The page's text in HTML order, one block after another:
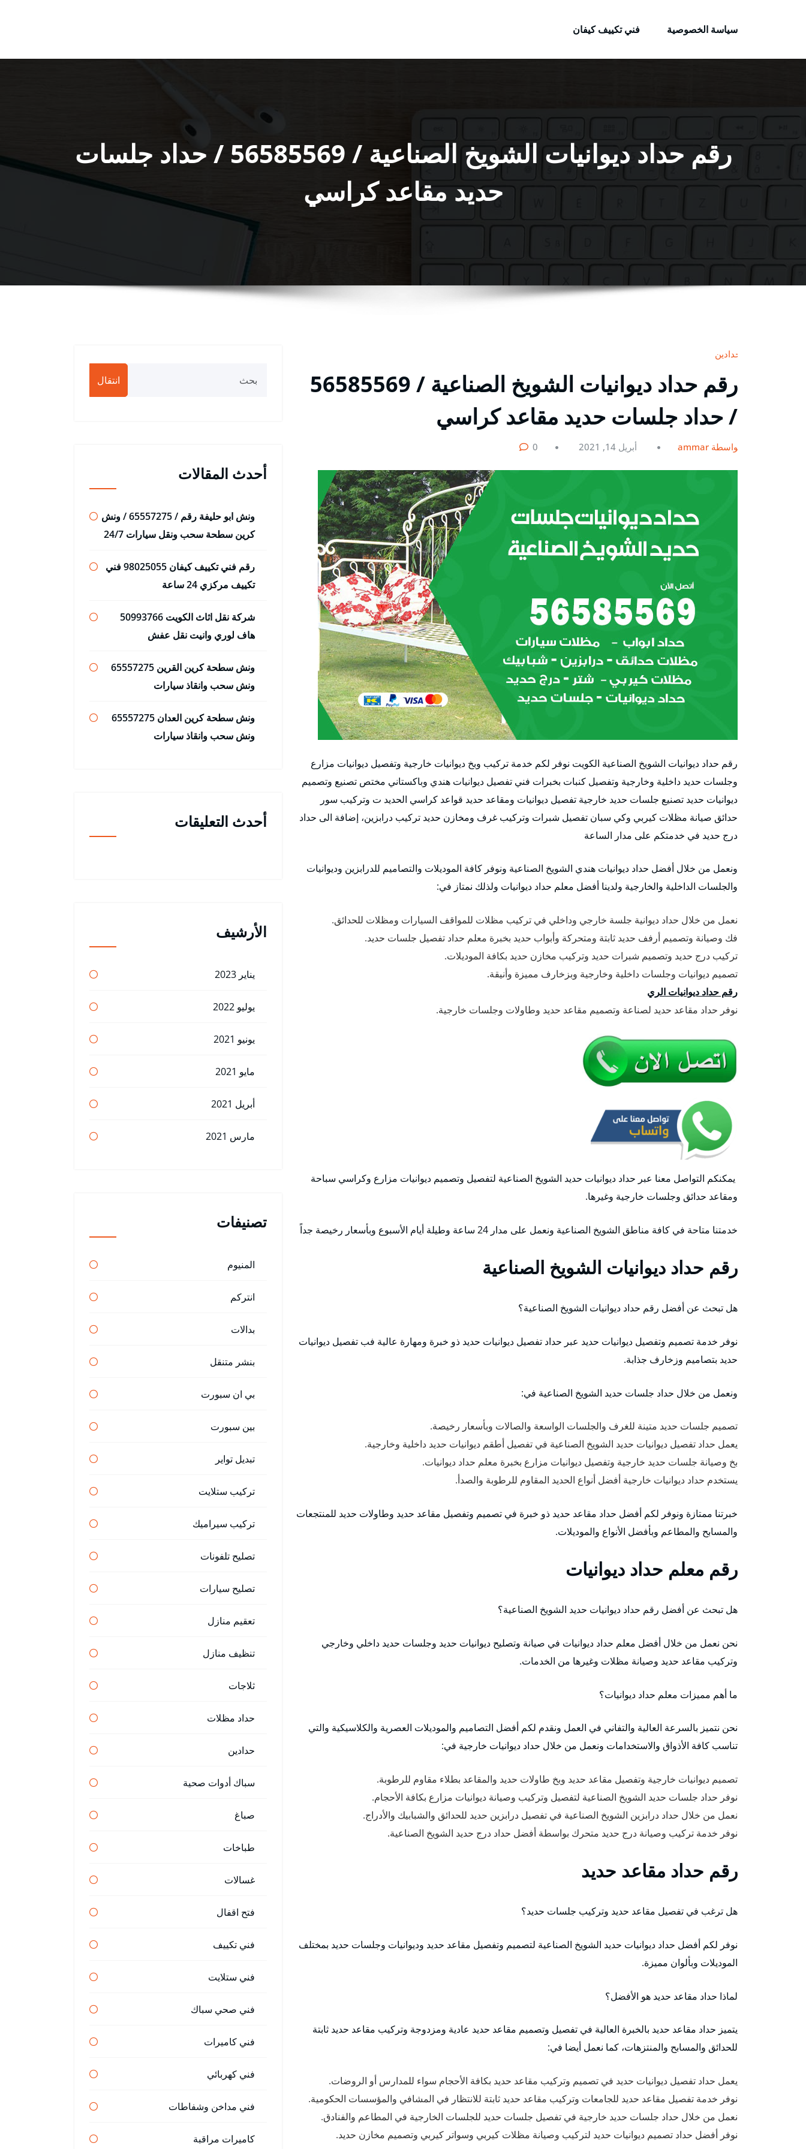
سياسة الخصوصية
فني تكييف كيفان
رقم حداد ديوانيات الشويخ الصناعية / 56585569 / حداد جلسات
حديد مقاعد كراسي
حدادين
رقم حداد ديوانيات الشويخ الصناعية / 56585569
/ حداد جلسات حديد مقاعد كراسي
بواسطة ammar أبريل 14, 2021 0
رقم حداد ديوانيات الشويخ الصناعية الكويت نوفر لكم خدمة تركيب وبخ ديوانيات خارجية وتفصيل ديوانيات مزارع
وجلسات حديد داخلية وخارجية وتفصيل كنبات بخبرات فني تفصيل ديوانيات هندي وباكستاني مختص تصنيع وتصميم
ديوانيات حديد تصنيع جلسات حديد خارجية تفصيل ديوانيات ومقاعد حديد قواعد كراسي الحديد ت وتركيب سور
حدائق صيانة مظلات كيربي وكي سبان تفصيل شبرات وتركيب غرف ومخازن حديد تركيب درابزين، إضافة الى حداد
درج حديد في خدمتكم على مدار الساعة
ونعمل من خلال أفضل حداد ديوانيات هندي الشويخ الصناعية ونوفر كافة الموديلات والتصاميم للدرابزين وديوانيات
والجلسات الداخلية والخارجية ولدينا أفضل معلم حداد ديوانيات ولذلك نمتاز في:
نعمل من خلال حداد ديوانية جلسة خارجي وداخلي في تركيب مظلات للمواقف السيارات ومظلات للحدائق.
فك وصيانة وتصميم أرفف حديد ثابتة ومتحركة وأبواب حديد بخبرة معلم حداد تفصيل جلسات حديد.
تركيب درج حديد وتصميم شبرات حديد وتركيب مخازن حديد بكافة الموديلات.
تصميم ديوانيات وجلسات داخلية وخارجية وبزخارف مميزة وأنيقة.
رقم حداد ديوانيات الري
نوفر حداد مقاعد حديد لصناعة وتصميم مقاعد حديد وطاولات وجلسات خارجية.
يمكنكم التواصل معنا عبر حداد ديوانيات حديد الشويخ الصناعية لتفصيل وتصميم ديوانيات مزارع وكراسي سباحة
ومقاعد حدائق وجلسات خارجية وغيرها.
خدمتنا متاحة في كافة مناطق الشويخ الصناعية ونعمل على مدار 24 ساعة وطيلة أيام الأسبوع وبأسعار رخيصة جداً
رقم حداد ديوانيات الشويخ الصناعية
هل تبحث عن أفضل رقم حداد ديوانيات الشويخ الصناعية؟
نوفر خدمة تصميم وتفصيل ديوانيات حديد عبر حداد تفصيل ديوانيات حديد ذو خبرة ومهارة عالية فب تفصيل ديوانيات
حديد بتصاميم وزخارف جذابة.
ونعمل من خلال حداد جلسات حديد الشويخ الصناعية في:
تصميم جلسات حديد متينة للغرف والجلسات الواسعة والصالات وبأسعار رخيصة.
يعمل حداد تفصيل ديوانيات حديد الشويخ الصناعية في تفصيل أطقم ديوانيات حديد داخلية وخارجية.
بخ وصيانة جلسات حديد خارجية وتفصيل ديوانيات مزارع بخبرة معلم حداد ديوانيات.
يستخدم حداد ديوانيات خارجية أفضل أنواع الحديد المقاوم للرطوبة والصدأ.
خبرتنا ممتازة ونوفر لكم أفضل حداد مقاعد حديد ذو خبرة في تصميم وتفصيل مقاعد حديد وطاولات حديد للمنتجعات
والمسابح والمطاعم وبأفضل الأنواع والموديلات.
رقم معلم حداد ديوانيات
هل تبحث عن أفضل رقم حداد ديوانيات حديد الشويخ الصناعية؟
نحن نعمل من خلال أفضل معلم حداد ديوانيات في صيانة وتصليح ديوانيات حديد وجلسات حديد داخلي وخارجي
وتركيب مقاعد حديد وصيانة مظلات وغيرها من الخدمات.
ما أهم مميزات معلم حداد ديوانيات؟
نحن نتميز بالسرعة العالية والتفاني في العمل ونقدم لكم أفضل التصاميم والموديلات العصرية والكلاسيكية والتي
تناسب كافة الأذواق والاستخدامات ونعمل من خلال حداد ديوانيات خارجية في:
تصميم ديوانيات خارجية وتفصيل مقاعد حديد وبخ طاولات حديد والمقاعد بطلاء مقاوم للرطوبة.
نوفر حداد جلسات حديد الشويخ الصناعية لتفصيل وتركيب وصيانة ديوانيات مزارع بكافة الأحجام.
نعمل من خلال حداد درابزين الشويخ الصناعية في تفصيل درابزين حديد للحدائق والشبابيك والأدراج.
نوفر خدمة تركيب وصيانة درج حديد متحرك بواسطة أفضل حداد درج حديد الشويخ الصناعية.
رقم حداد مقاعد حديد
هل ترغب في تفصيل مقاعد حديد وتركيب جلسات حديد؟
نوفر لكم أفضل حداد ديوانيات حديد الشويخ الصناعية لتصميم وتفصيل مقاعد حديد وديوانيات وجلسات حديد بمختلف
الموديلات وبألوان مميزة.
لماذا حداد مقاعد حديد هو الأفضل؟
يتميز حداد مقاعد حديد بالخبرة العالية في تفصيل وتصميم مقاعد حديد عادية ومزدوجة وتركيب مقاعد حديد ثابتة
للحدائق والمسابح والمنتزهات، كما نعمل أيضا في:
يعمل حداد تفصيل ديوانيات حديد في تصميم وتركيب مقاعد حديد بكافة الأحجام سواء للمدارس أو الروضات.
نوفر خدمة تفصيل مقاعد حديد للجامعات وتركيب مقاعد حديد ثابتة للانتظار في المشافي والمؤسسات الحكومية.
نعمل من خلال حداد جلسات حديد خارجية في تفصيل جلسات حديد للجلسات الخارجية في المطاعم والفنادق.
نوفر أفضل حداد تصميم ديوانيات حديد لتركيب وصيانة مظلات كيربي وسواتر كيربي وتصميم مخازن حديد.
انتقال
أحدث المقالات
ونش ابو حليفة رقم / 65557275 / ونش
كرين سطحة سحب ونقل سيارات 24/7
رقم فني تكييف كيفان 98025055 فني
تكييف مركزي 24 ساعة
شركة نقل اثاث الكويت 50993766
هاف لوري وانيت نقل عفش
ونش سطحة كرين القرين 65557275
ونش سحب وانقاذ سيارات
ونش سطحة كرين العدان 65557275
ونش سحب وانقاذ سيارات
أحدث التعليقات
الأرشيف
يناير 2023
يوليو 2022
يونيو 2021
مايو 2021
أبريل 2021
مارس 2021
تصنيفات
المنيوم
انتركم
بدالات
بنشر متنقل
بي ان سبورت
بين سبورت
تبديل تواير
تركيب ستلايت
تركيب سيراميك
تصليح تلفونات
تصليح سيارات
تعقيم منازل
تنظيف منازل
ثلاجات
حداد مظلات
حدادين
سباك أدوات صحية
صباغ
طباخات
غسالات
فتح اقفال
فني تكييف
فني ستلايت
فني صحي سباك
فني كاميرات
فني كهربائي
فني مداخن وشفاطات
كاميرات مراقبة